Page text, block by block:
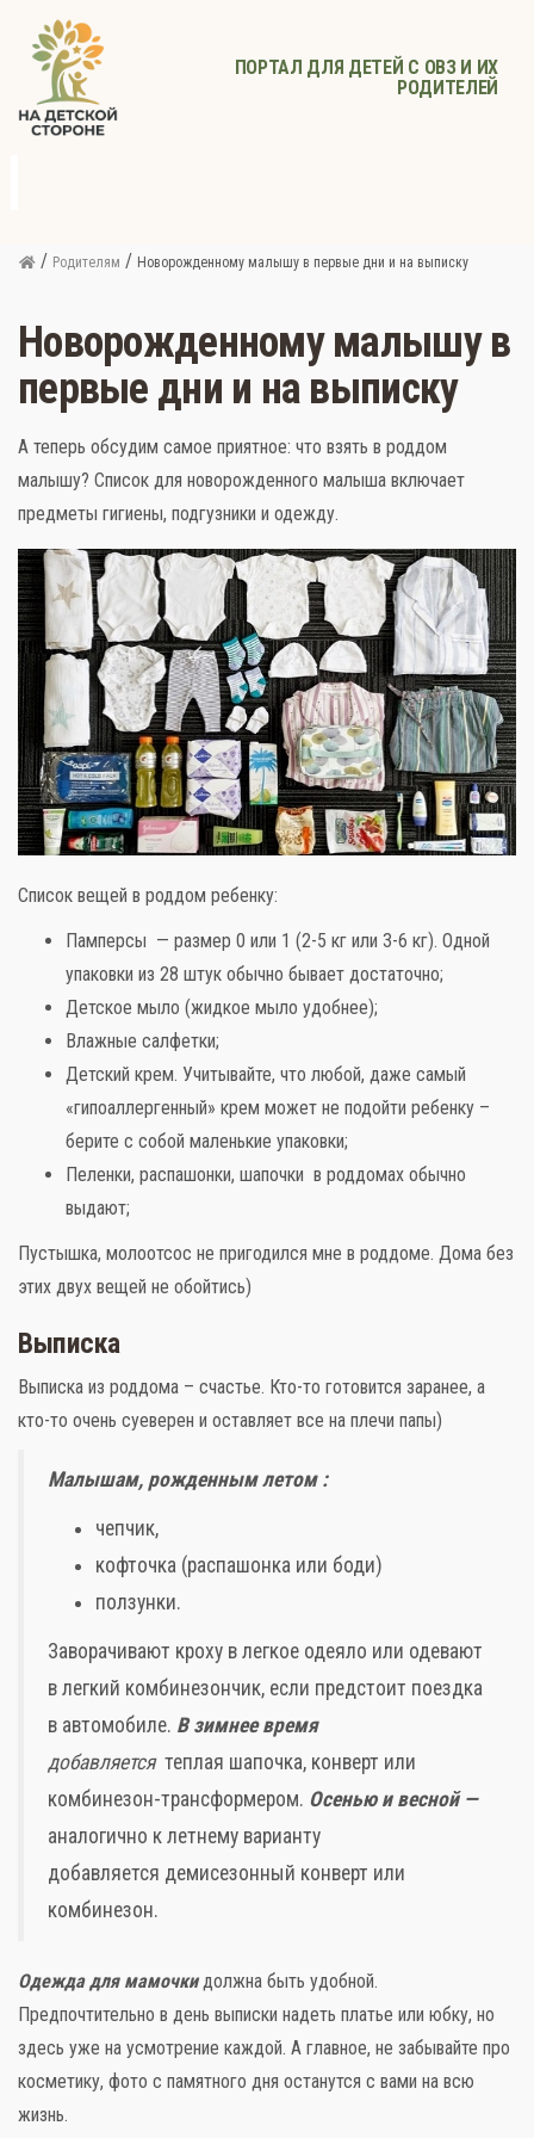
ПОРТАЛ ДЛЯ ДЕТЕЙ С ОВЗ И ИХ
РОДИТЕЛЕЙ
Слова поддержки
Детское видео
Детские игры
Стихи
Полезный досуг
Карта
/ Родителям / Новорожденному малышу в первые дни и на выписку
Новорожденному малышу в
первые дни и на выписку
А теперь обсудим самое приятное: что взять в роддом
малышу? Список для новорожденного малыша включает
предметы гигиены, подгузники и одежду.
Список вещей в роддом ребенку:
Памперсы — размер 0 или 1 (2-5 кг или 3-6 кг). Одной
упаковки из 28 штук обычно бывает достаточно;
Детское мыло (жидкое мыло удобнее);
Влажные салфетки;
Детский крем. Учитывайте, что любой, даже самый
«гипоаллергенный» крем может не подойти ребенку –
берите с собой маленькие упаковки;
Пеленки, распашонки, шапочки в роддомах обычно
выдают;
Пустышка, молоотсос не пригодился мне в роддоме. Дома без
этих двух вещей не обойтись)
Выписка
Выписка из роддома – счастье. Кто-то готовится заранее, а
кто-то очень суеверен и оставляет все на плечи папы)
Малышам, рожденным летом :
чепчик,
кофточка (распашонка или боди)
ползунки.
Заворачивают кроху в легкое одеяло или одевают
в легкий комбинезончик, если предстоит поездка
в автомобиле. В зимнее время
добавляется теплая шапочка, конверт или
комбинезон-трансформером. Осенью и весной —
аналогично к летнему варианту
добавляется демисезонный конверт или
комбинезон.
Одежда для мамочкидолжна быть удобной.
Предпочтительно в день выписки надеть платье или юбку, но
здесь уже на усмотрение каждой. А главное, не забывайте про
косметику, фото с памятного дня останутся с вами на всю
жизнь.